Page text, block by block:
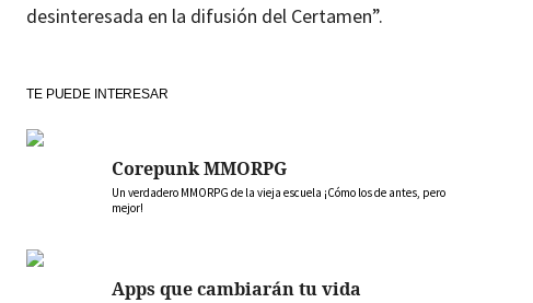
desinteresada en la difusión del Certamen”.
TE PUEDE INTERESAR
Corepunk MMORPG
Un verdadero MMORPG de la vieja escuela ¡Cómo los de antes, pero
mejor!
Apps que cambiarán tu vida